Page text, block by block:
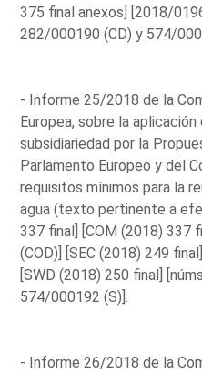
375 final anexos] [2018/
282/000190 (CD) y 574/
- Informe 25/2018 de la
Europea, sobre la
subsidiariedad por la
Parlamento Europeo y del
requisitos mínimos para la
agua (texto pertinente a
337 final] [COM (2018) 337
(COD)] [SEC (2018) 249
[SWD (2018) 250 final]
574/000192 (S)].
- Informe 26/2018 de la